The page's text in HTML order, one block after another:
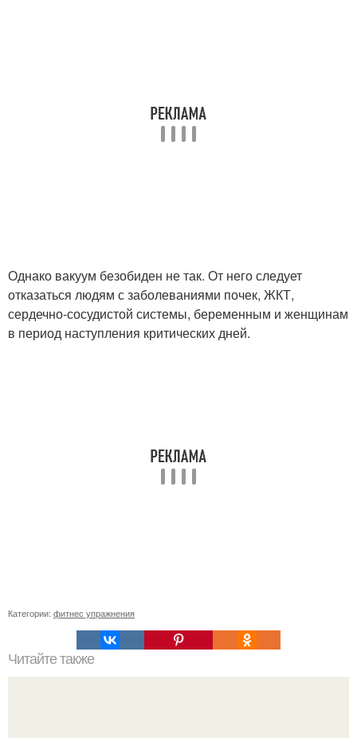
Однако вакуум безобиден не так. От него следует
отказаться людям с заболеваниями почек, ЖКТ,
сердечно-сосудистой системы, беременным и женщинам
в период наступления критических дней.
Категории: фитнес упражнения
Читайте также